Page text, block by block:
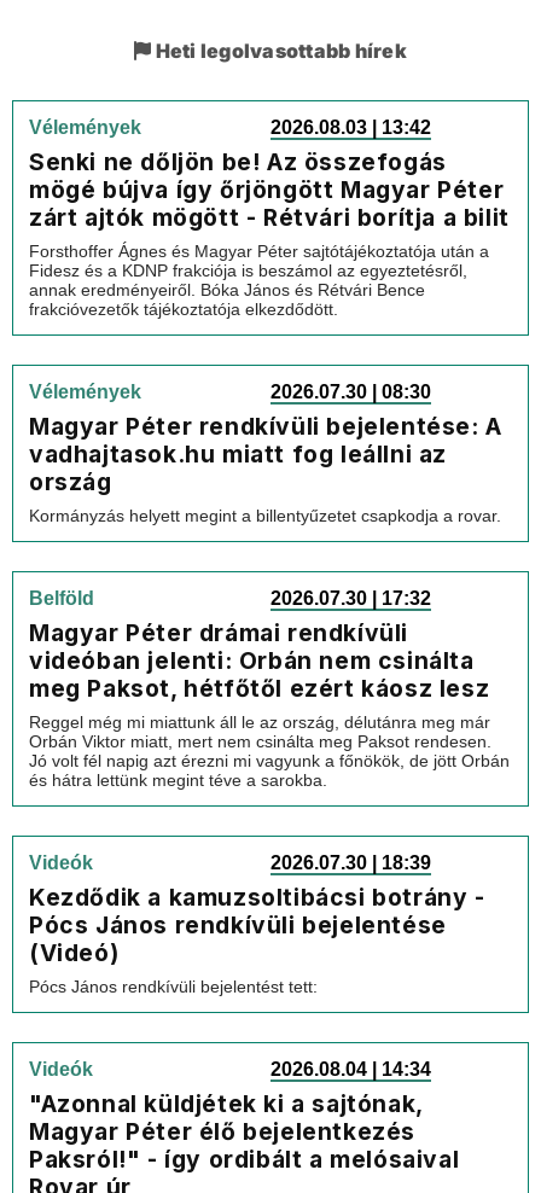
Heti legolvasottabb hírek
Vélemények 2026.08.03 | 13:42
Senki ne dőljön be! Az összefogás
mögé bújva így őrjöngött Magyar Péter
zárt ajtók mögött - Rétvári borítja a bilit
Forsthoffer Ágnes és Magyar Péter sajtótájékoztatója után a
Fidesz és a KDNP frakciója is beszámol az egyeztetésről,
annak eredményeiről. Bóka János és Rétvári Bence
frakcióvezetők tájékoztatója elkezdődött.
Vélemények 2026.07.30 | 08:30
Magyar Péter rendkívüli bejelentése: A
vadhajtasok.hu miatt fog leállni az
ország
Kormányzás helyett megint a billentyűzetet csapkodja a rovar.
Belföld 2026.07.30 | 17:32
Magyar Péter drámai rendkívüli
videóban jelenti: Orbán nem csinálta
meg Paksot, hétfőtől ezért káosz lesz
Reggel még mi miattunk áll le az ország, délutánra meg már
Orbán Viktor miatt, mert nem csinálta meg Paksot rendesen.
Jó volt fél napig azt érezni mi vagyunk a főnökök, de jött Orbán
és hátra lettünk megint téve a sarokba.
Videók 2026.07.30 | 18:39
Kezdődik a kamuzsoltibácsi botrány -
Pócs János rendkívüli bejelentése
(Videó)
Pócs János rendkívüli bejelentést tett:
Videók 2026.08.04 | 14:34
"Azonnal küldjétek ki a sajtónak,
Magyar Péter élő bejelentkezés
Paksról!" - így ordibált a melósaival